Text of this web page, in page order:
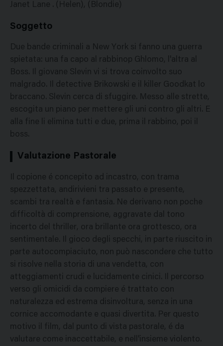
Janet Lane . (Helen), (Blondie)
Soggetto
Due bande criminali a New York si fanno una guerra
spietata: una fa capo al rabbinop Ghlomo, l'altra al
Boss. Il giovane Slevin vi si trova coinvolto suo
malgrado. Il detective Brikowski e il killer Goodkat lo
braccano. Slevin cerca di sfuggire. Messo alle strette,
escogita un piano per mettere gli uni contro gli altri. E
alla fine li elimina tutti e due, prima il rabbino, poi il
boss.
Valutazione Pastorale
Il copione é concepito ad incastro, con trama
spezzettata, andirivieni tra passato e presente,
scambi tra realtà e fantasia. Ne derivano non poche
difficoltà di comprensione, aggravate dal tono
incerto del thriller, ora brillante ora grottesco, ora
sentimentale. Il gioco degli specchi, in parte riuscito in
parte autocompiaciuto, non può nascondere che tutto
si risolve nella storia di una vendetta, con
atteggiamenti crudi e lucidamente cinici. Il percorso
verso gli omicidi da compiere é trattato con
naturalezza ed estrema disinvoltura, senza in una
cornice accomodante e quasi divertita. Per questo
motivo il film, dal punto di vista pastorale, é da
valutare come inaccettabile, e nell'insieme violento.